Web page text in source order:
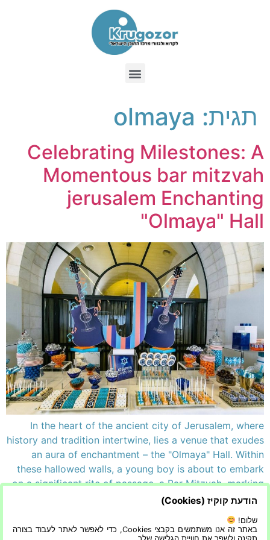
תגית: olmaya
Celebrating Milestones: A
Momentous bar mitzvah
jerusalem Enchanting
"Olmaya" Hall
In the heart of the ancient city of Jerusalem, where
history and tradition intertwine, lies a venue that exudes
an aura of enchantment – the "Olmaya" Hall. Within
these hallowed walls, a young boy is about to embark
on a significant rite of passage, a Bar Mitzvah, marking
הודעת קוקיז (Cookies)
שלום!
באתר זה אנו משתמשים בקבצי Cookies, כדי לאפשר לאתר לעבוד בצורה